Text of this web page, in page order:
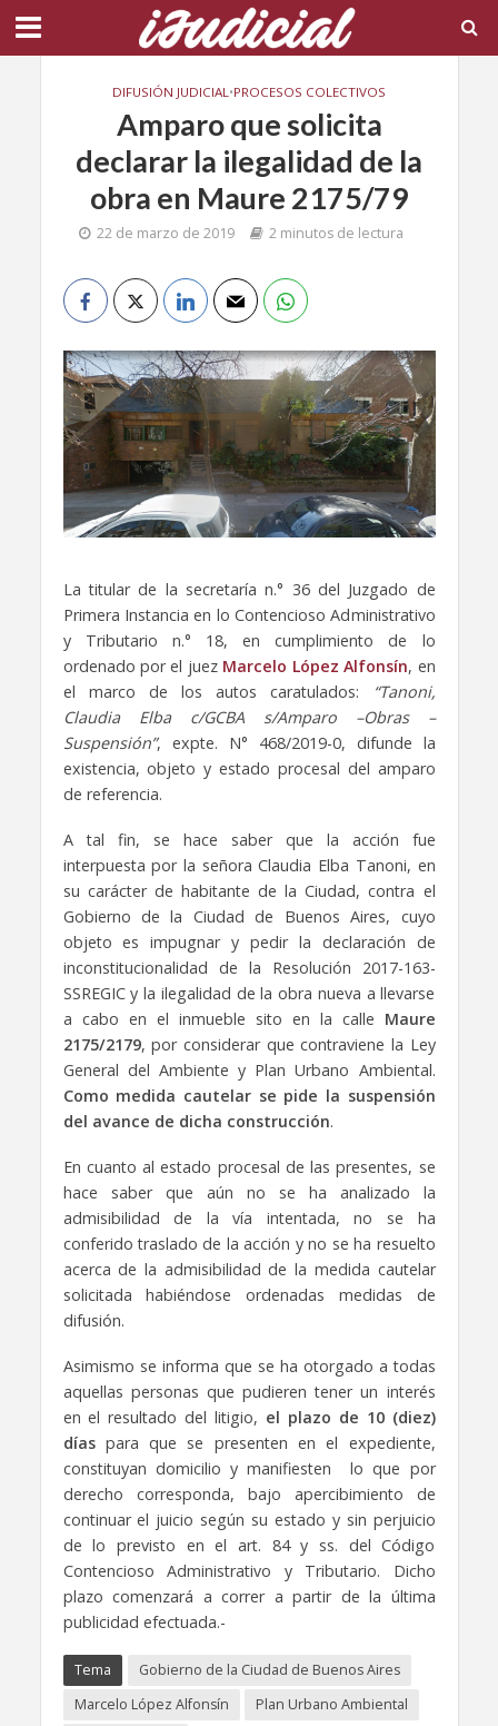
DIFUSIÓN JUDICIAL•PROCESOS COLECTIVOS
Amparo que solicita
declarar la ilegalidad de la
obra en Maure 2175/79
22 de marzo de 2019 2 minutos de lectura
La titular de la secretaría n.° 36 del Juzgado de
Primera Instancia en lo Contencioso Administrativo
y Tributario n.° 18, en cumplimiento de lo
ordenado por el juez Marcelo López Alfonsín, en
el marco de los autos caratulados:
“Tanoni,
Claudia Elba c/GCBA s/Amparo –Obras –
Suspensión”, expte. N° 468/2019-0, difunde la
existencia, objeto y estado procesal del amparo
de referencia.
A tal fin, se hace saber que la acción fue
interpuesta por la señora Claudia Elba Tanoni, en
su carácter de habitante de la Ciudad, contra el
Gobierno de la Ciudad de Buenos Aires, cuyo
objeto es impugnar y pedir la declaración de
inconstitucionalidad de la Resolución 2017-163-
SSREGIC y la ilegalidad de la obra nueva a llevarse
a cabo en el inmueble sito en la calle Maure
2175/2179, por considerar que contraviene la Ley
General del Ambiente y Plan Urbano Ambiental.
Como medida cautelar se pide la suspensión
del avance de dicha construcción.
En cuanto al estado procesal de las presentes, se
hace saber que aún no se ha analizado la
admisibilidad de la vía intentada, no se ha
conferido traslado de la acción y no se ha resuelto
acerca de la admisibilidad de la medida cautelar
solicitada habiéndose ordenadas medidas de
difusión.
Asimismo se informa que se ha otorgado a todas
aquellas personas que pudieren tener un interés
en el resultado del litigio, el plazo de 10 (diez)
díaspara que se presenten en el expediente,
constituyan domicilio y manifiesten lo que por
derecho corresponda, bajo apercibimiento de
continuar el juicio según su estado y sin perjuicio
de lo previsto en el art. 84 y ss. del Código
Contencioso Administrativo y Tributario. Dicho
plazo comenzará a correr a partir de la última
publicidad efectuada.-
Tema
Gobierno de la Ciudad de Buenos Aires
Marcelo López Alfonsín
Plan Urbano Ambiental